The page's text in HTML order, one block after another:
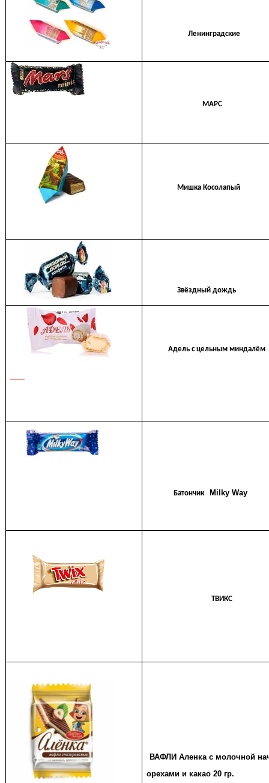
Ленинградские
МАРС
Мишка Косолапый
Звёздный дождь
Адель с цельным миндалём
Батончик Milky Way
ТВИКС
ВАФЛИ Аленка с молочной
орехами и какао 20 гр.